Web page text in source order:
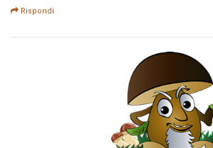
Rispondi